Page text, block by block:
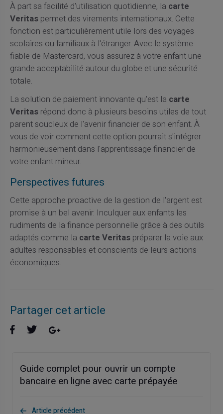
À part sa facilité d'utilisation quotidienne, la carte
Veritaspermet des virements internationaux. Cette
fonction est particulièrement utile lors des voyages
scolaires ou familiaux à l'étranger. Avec le système
fiable de Mastercard, vous assurez à votre enfant une
grande acceptabilité autour du globe et une sécurité
totale.
La solution de paiement innovante qu'est la carte
Veritasrépond donc à plusieurs besoins utiles de tout
parent soucieux de l'avenir financier de son enfant. À
vous de voir comment cette option pourrait s'intégrer
harmonieusement dans l'apprentissage financier de
votre enfant mineur.
Perspectives futures
Cette approche proactive de la gestion de l'argent est
promise à un bel avenir. Inculquer aux enfants les
rudiments de la finance personnelle grâce à des outils
adaptés comme la carte Veritaspréparer la voie aux
adultes responsables et conscients de leurs actions
économiques.
Partager cet article
Guide complet pour ouvrir un compte
bancaire en ligne avec carte prépayée
Article précédent